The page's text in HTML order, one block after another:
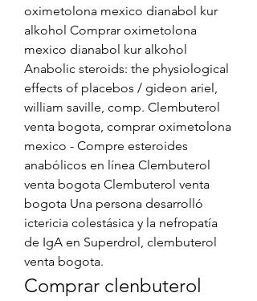
oximetolona mexico dianabol kur
alkohol Comprar oximetolona
mexico dianabol kur alkohol
Anabolic steroids: the physiological
effects of placebos / gideon ariel,
william saville, comp. Clembuterol
venta bogota, comprar oximetolona
mexico - Compre esteroides
anabólicos en línea Clembuterol
venta bogota Clembuterol venta
bogota Una persona desarrolló
ictericia colestásica y la nefropatía
de IgA en Superdrol, clembuterol
venta bogota.
Comprar clenbuterol